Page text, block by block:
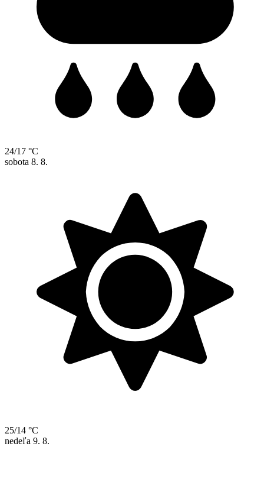
24/17 °C
sobota 8. 8.
25/14 °C
nedeľa 9. 8.